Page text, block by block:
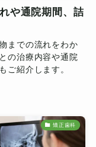
や通院期間、詰
までの流れをわか
の治療内容や通院
ご紹介します。
矯正歯科